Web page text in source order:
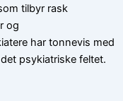
tilbyr rask
og
har tonnevis med
psykiatriske feltet.